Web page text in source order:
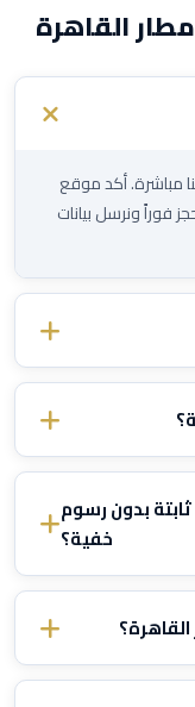
القاهرة
مباشرة. أكد موقع
فوراً ونرسل بيانات
معنا عبر الواتساب
— بدون رسوم
الليل والصباح
إذا تأخرت الطائرة —
بدون رسوم
خفية؟
الرحلة. لا عداد، ولا
الرحلة. السعر يُحدد
اسمك. متابعة